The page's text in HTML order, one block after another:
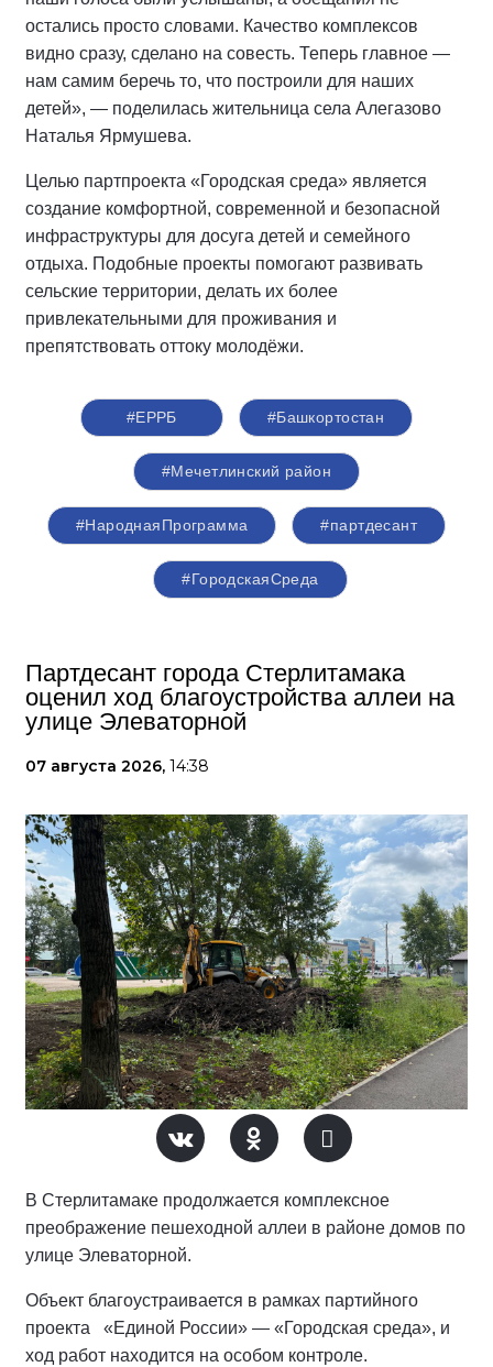
остались просто словами. Качество комплексов
видно сразу, сделано на совесть. Теперь главное —
нам самим беречь то, что построили для наших
детей», — поделилась жительница села Алегазово
Наталья Ярмушева.
Целью партпроекта «Городская среда» является
создание комфортной, современной и безопасной
инфраструктуры для досуга детей и семейного
отдыха. Подобные проекты помогают развивать
сельские территории, делать их более
привлекательными для проживания и
препятствовать оттоку молодёжи.
#ЕРРБ #Башкортостан
#Мечетлинский район
#НароднаяПрограмма #партдесант
#ГородскаяСреда
Партдесант города Стерлитамака
оценил ход благоустройства аллеи на
улице Элеваторной
07 августа 2026, 14:38
В Стерлитамаке продолжается комплексное
преображение пешеходной аллеи в районе домов по
улице Элеваторной.
Объект благоустраивается в рамках партийного
проекта «Единой России» — «Городская среда», и
ход работ находится на особом контроле.